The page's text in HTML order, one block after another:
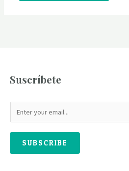
Suscríbete
SUBSCRIBE